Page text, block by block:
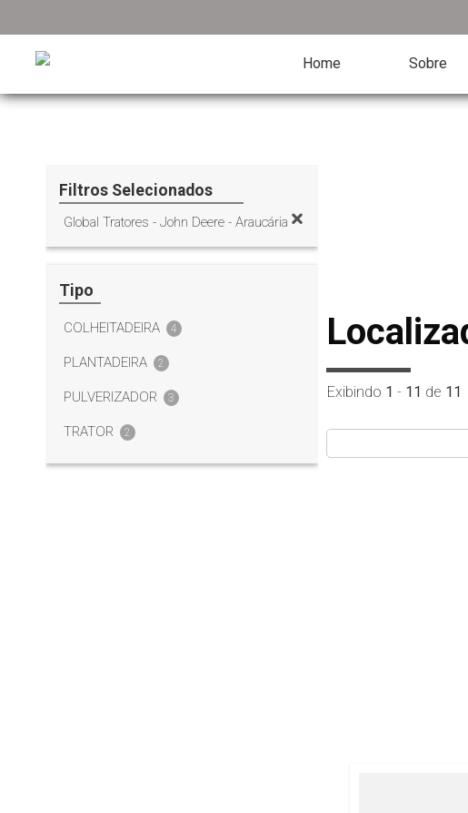
Home Sobre
Filtros Selecionados
Global Tratores - John Deere - Araucária
Tipo
COLHEITADEIRA 4
PLANTADEIRA 2
PULVERIZADOR 3
TRATOR 2
Exibindo 1 - 11 de 11